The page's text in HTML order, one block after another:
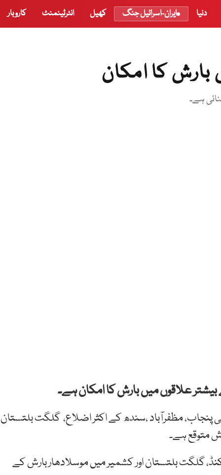
دنیا ایران-اسرائیل جنگ کھیل انٹرٹینمنٹ کاروبار
کا امکان
ہے۔
پنجاب، مظفرآباد ،سندھ کے اکثر اضلاع، گلگت بلتستان
متوقع ہے۔
گلگت بلتستان اور کشمیر میں موسلادھار بارش کے